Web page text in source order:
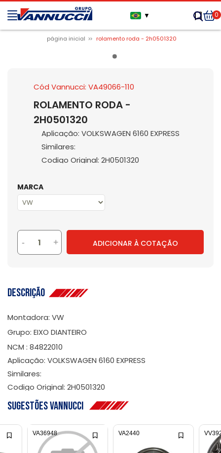
▼ 0
página inicial rolamento roda - 2h0501320
Cód Vannucci: VA49066-110
ROLAMENTO RODA -
2H0501320
Aplicação: VOLKSWAGEN 6160 EXPRESS
Similares:
Codigo Original: 2H0501320
MARCA
- + ADICIONAR À COTAÇÃO
Descrição
Montadora: VW
Grupo: EIXO DIANTEIRO
NCM : 84822010
Aplicação: VOLKSWAGEN 6160 EXPRESS
Similares:
Codigo Original: 2H0501320
Sugestões Vannucci
VA36948 VA2440